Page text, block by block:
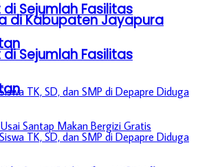
Sejumlah Fasilitas
di Kabupaten Jayapura
Sejumlah Fasilitas